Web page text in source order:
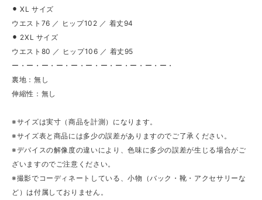
⚫︎ XL サイズ
ウエスト76 ／ ヒップ102 ／ 着丈94
⚫︎ 2XL サイズ
ウエスト80 ／ ヒップ106 ／ 着丈95
ー・ー・ー・ー・ー・ー・ー・ー・ー・ー・ー・
裏地：無し
伸縮性：無し
※サイズは実寸（商品を計測）になります。
※サイズ表と商品には多少の誤差がありますのでご了承ください。
※デバイスの解像度の違いにより、色味に多少の誤差が生じる場合がご
ざいますのでご注意ください。
※撮影でコーディネートしている、小物（バック・靴・アクセサリーな
ど）は付属しておりません。